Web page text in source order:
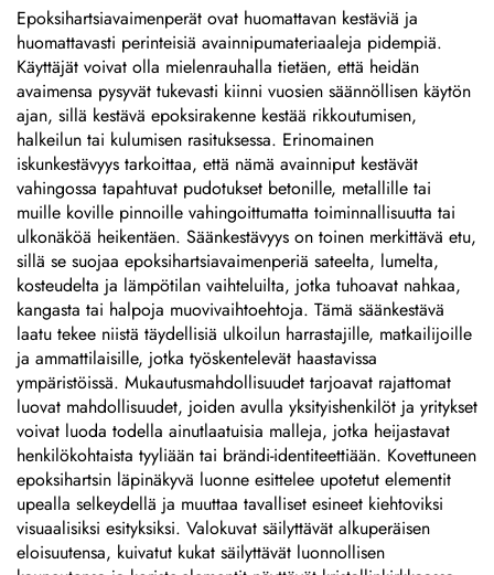
metallilevy
kilviä, syövytettyjä
nimikilviä, merkkiä,
lasergraavattuja
anodisoituja alumiinikilviä,
tarrakilviä
Epoksihartsiavaimenperät ovat huomattavan kestäviä ja
huomattavasti perinteisiä avainnipumateriaaleja pidempiä.
Käyttäjät voivat olla mielenrauhalla tietäen, että heidän
avaimensa pysyvät tukevasti kiinni vuosien säännöllisen käytön
ajan, sillä kestävä epoksirakenne kestää rikkoutumisen,
halkeilun tai kulumisen rasituksessa. Erinomainen
iskunkestävyys tarkoittaa, että nämä avainniput kestävät
vahingossa tapahtuvat pudotukset betonille, metallille tai
muille koville pinnoille vahingoittumatta toiminnallisuutta tai
ulkonäköä heikentäen. Säänkestävyys on toinen merkittävä etu,
sillä se suojaa epoksihartsiavaimenperiä sateelta, lumelta,
kosteudelta ja lämpötilan vaihteluilta, jotka tuhoavat nahkaa,
kangasta tai halpoja muovivaihtoehtoja. Tämä säänkestävä
laatu tekee niistä täydellisiä ulkoilun harrastajille, matkailijoille
ja ammattilaisille, jotka työskentelevät haastavissa
ympäristöissä. Mukautusmahdollisuudet tarjoavat rajattomat
luovat mahdollisuudet, joiden avulla yksityishenkilöt ja yritykset
voivat luoda todella ainutlaatuisia malleja, jotka heijastavat
henkilökohtaista tyyliään tai brändi-identiteettiään. Kovettuneen
epoksihartsin läpinäkyvä luonne esittelee upotetut elementit
upealla selkeydellä ja muuttaa tavalliset esineet kiehtoviksi
visuaalisiksi esityksiksi. Valokuvat säilyttävät alkuperäisen
eloisuutensa, kuivatut kukat säilyttävät luonnollisen